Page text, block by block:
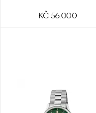
KČ 56.000